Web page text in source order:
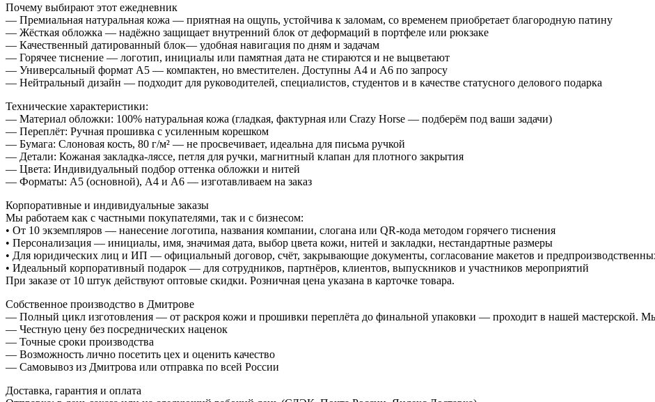
Почему выбирают этот ежедневник
— Премиальная натуральная кожа — приятная на ощупь, устойчива к заломам, со временем приобретает благородную патину
— Жёсткая обложка — надёжно защищает внутренний блок от деформаций в портфеле или рюкзаке
— Качественный датированный блок— удобная навигация по дням и задачам
— Горячее тиснение — логотип, инициалы или памятная дата не стираются и не выцветают
— Универсальный формат А5 — компактен, но вместителен. Доступны А4 и А6 по запросу
— Нейтральный дизайн — подходит для руководителей, специалистов, студентов и в качестве статусного делового подарка
Технические характеристики:
— Материал обложки: 100% натуральная кожа (гладкая, фактурная или Crazy Horse — подберём под ваши задачи)
— Переплёт: Ручная прошивка с усиленным корешком
— Бумага: Слоновая кость, 80 г/м² — не просвечивает, идеальна для письма ручкой
— Детали: Кожаная закладка-ляссе, петля для ручки, магнитный клапан для плотного закрытия
— Цвета: Индивидуальный подбор оттенка обложки и нитей
— Форматы: А5 (основной), А4 и А6 — изготавливаем на заказ
Корпоративные и индивидуальные заказы
Мы работаем как с частными покупателями, так и с бизнесом:
• От 10 экземпляров — нанесение логотипа, названия компании, слогана или QR-кода методом горячего тиснения
• Персонализация — инициалы, имя, значимая дата, выбор цвета кожи, нитей и закладки, нестандартные размеры
• Для юридических лиц и ИП — официальный договор, счёт, закрывающие документы, согласование макетов и
• Идеальный корпоративный подарок — для сотрудников, партнёров, клиентов, выпускников и участников мероприятий
При заказе от 10 штук действуют оптовые скидки. Розничная цена указана в карточке товара.
Собственное производство в Дмитрове
— Полный цикл изготовления — от раскроя кожи и прошивки переплёта до финальной упаковки — проходит в нашей мастерской.
— Честную цену без посреднических наценок
— Точные сроки производства
— Возможность лично посетить цех и оценить качество
— Самовывоз из Дмитрова или отправка по всей России
Доставка, гарантия и оплата